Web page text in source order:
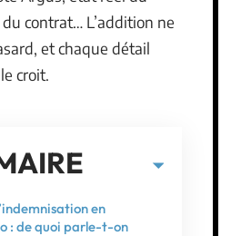
contrat… L’addition ne
et chaque détail
croit.
en
: de quoi parle-t-on